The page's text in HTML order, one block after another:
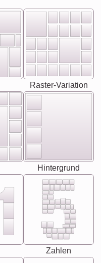
Raster-Variation
Hintergrund
Zahlen